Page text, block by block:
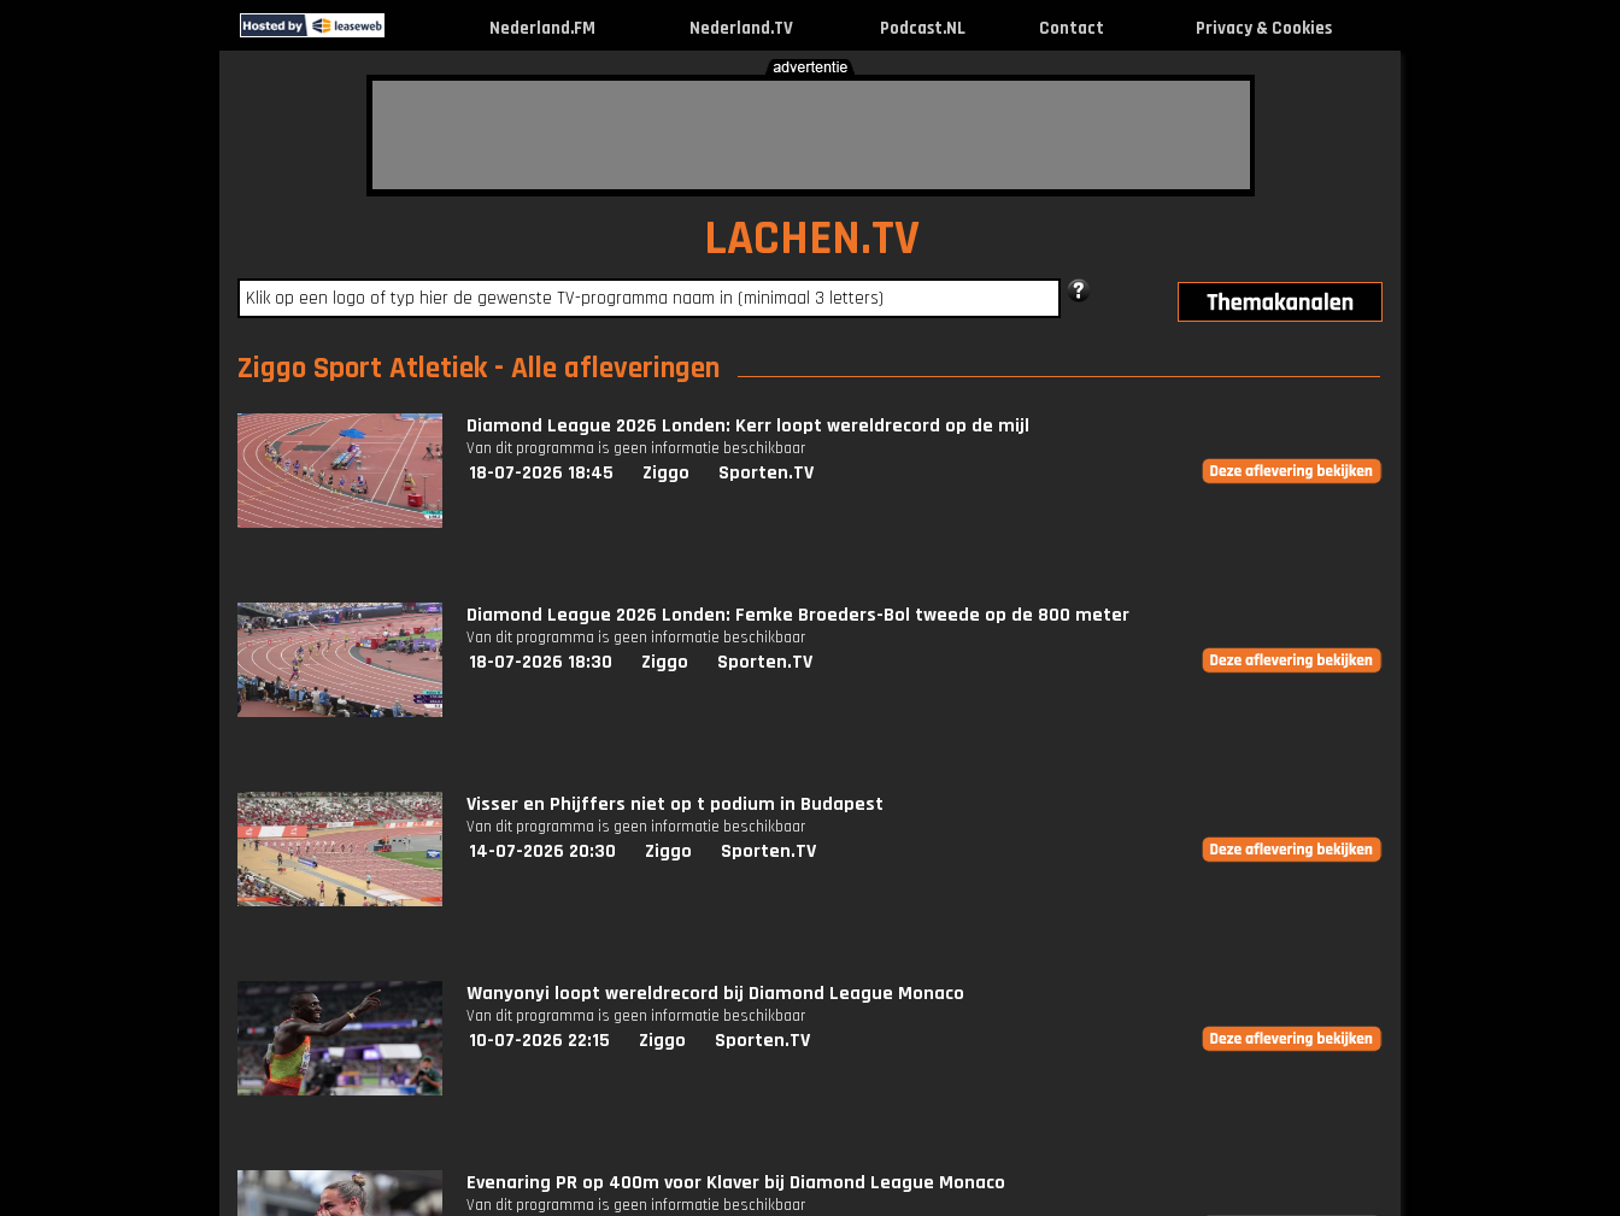
Nederland.FM Nederland.TV Podcast.NL Contact Privacy & Cookies
LACHEN.TV
Ziggo Sport Atletiek - Alle afleveringen
Diamond League 2026 Londen: Kerr loopt wereldrecord op de mijl
Van dit programma is geen informatie beschikbaar
18-07-2026 18:45 Ziggo Sporten.TV
Diamond League 2026 Londen: Femke Broeders-Bol tweede op de 800 meter
Van dit programma is geen informatie beschikbaar
18-07-2026 18:30 Ziggo Sporten.TV
Visser en Phijffers niet op t podium in Budapest
Van dit programma is geen informatie beschikbaar
14-07-2026 20:30 Ziggo Sporten.TV
Wanyonyi loopt wereldrecord bij Diamond League Monaco
Van dit programma is geen informatie beschikbaar
10-07-2026 22:15 Ziggo Sporten.TV
Evenaring PR op 400m voor Klaver bij Diamond League Monaco
Van dit programma is geen informatie beschikbaar